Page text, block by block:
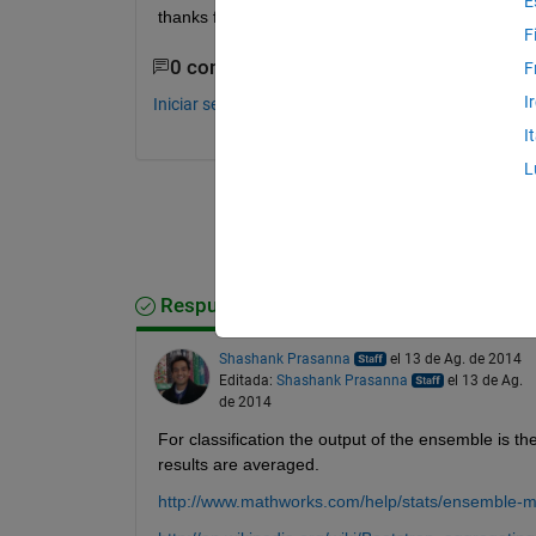
thanks for your help!!
0 comentarios
Iniciar sesión para comentar.
Respuesta aceptada
Shashank Prasanna
el 13 de Ag. de 2014
Editada: Shashank Prasanna
el 13 de Ag.
de 2014
For classification the output of the ensemble is
results are averaged.
http://www.mathworks.com/help/stats/ensemble-